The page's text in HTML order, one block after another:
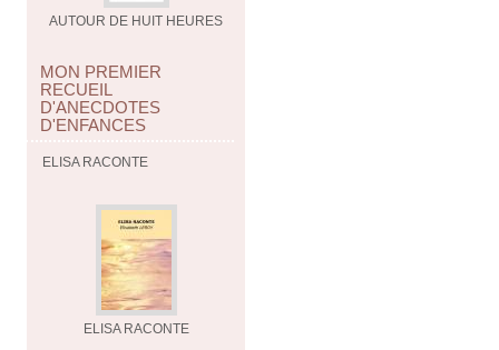
AUTOUR DE HUIT HEURES
MON PREMIER
RECUEIL
D'ANECDOTES
D'ENFANCES
ELISA RACONTE
ELISA RACONTE